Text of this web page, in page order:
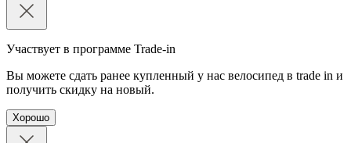
Участвует в программе Trade-in
Вы можете сдать ранее купленный у нас велосипед в trade in и
получить скидку на новый.
Хорошо